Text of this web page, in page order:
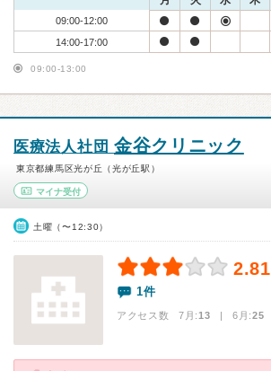
09:00-12:00
14:00-17:00
09:00-13:00
医療法人社団 金谷クリニック
東京都練馬区光が丘（光が丘駅）
マイナ受付
土曜（〜12:30）
2.81
1件
アクセス数 7月:13 | 6月:25